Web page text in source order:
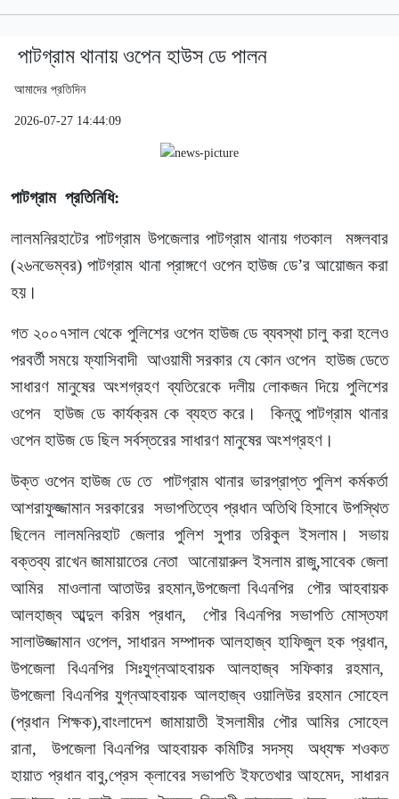
পাটগ্রাম থানায় ওপেন হাউস ডে পালন
আমাদের প্রতিদিন
2026-07-27 14:44:09
পাটগ্রাম প্রতিনিধি:
লালমনিরহাটের পাটগ্রাম উপজেলার পাটগ্রাম থানায় গতকাল মঙ্গলবার
(২৬নভেম্বর) পাটগ্রাম থানা প্রাঙ্গণে ওপেন হাউজ ডে’র আয়োজন করা
হয়।
গত ২০০৭সাল থেকে পুলিশের ওপেন হাউজ ডে ব্যবস্থা চালু করা হলেও
পরবর্তী সময়ে ফ্যাসিবাদী আওয়ামী সরকার যে কোন ওপেন হাউজ ডেতে
সাধারণ মানুষের অংশগ্রহণ ব্যতিরেকে দলীয় লোকজন দিয়ে পুলিশের
ওপেন হাউজ ডে কার্যক্রম কে ব্যহত করে। কিন্তু পাটগ্রাম থানার
ওপেন হাউজ ডে ছিল সর্বস্তরের সাধারণ মানুষের অংশগ্রহণ।
উক্ত ওপেন হাউজ ডে তে পাটগ্রাম থানার ভারপ্রাপ্ত পুলিশ কর্মকর্তা
আশরাফুজ্জামান সরকারের সভাপতিত্বে প্রধান অতিথি হিসাবে উপস্থিত
ছিলেন লালমনিরহাট জেলার পুলিশ সুপার তরিকুল ইসলাম। সভায়
বক্তব্য রাখেন জামায়াতের নেতা আনোয়ারুল ইসলাম রাজু,সাবেক জেলা
আমির মাওলানা আতাউর রহমান,উপজেলা বিএনপির পৌর আহবায়ক
আলহাজ্ব আব্দুল করিম প্রধান, পৌর বিএনপির সভাপতি মোস্তফা
সালাউজ্জামান ওপেল, সাধারন সম্পাদক আলহাজ্ব হাফিজুল হক প্রধান,
উপজেলা বিএনপির সিঃযুগ্নআহবায়ক আলহাজ্ব সফিকার রহমান,
উপজেলা বিএনপির যুগ্নআহবায়ক আলহাজ্ব ওয়ালিউর রহমান সোহেল
(প্রধান শিক্ষক),বাংলাদেশ জামায়াতী ইসলামীর পৌর আমির সোহেল
রানা, উপজেলা বিএনপির আহবায়ক কমিটির সদস্য অধ্যক্ষ শওকত
হায়াত প্রধান বাবু,প্রেস ক্লাবের সভাপতি ইফতেখার আহমেদ, সাধারন